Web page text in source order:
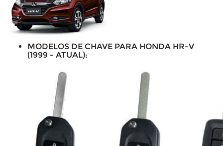
MODELOS DE CHAVE PARA HONDA HR-V
(1999 - ATUAL):